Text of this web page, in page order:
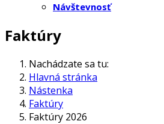
Návštevnosť
Faktúry
Nachádzate sa tu:
Hlavná stránka
Nástenka
Faktúry
Faktúry 2026